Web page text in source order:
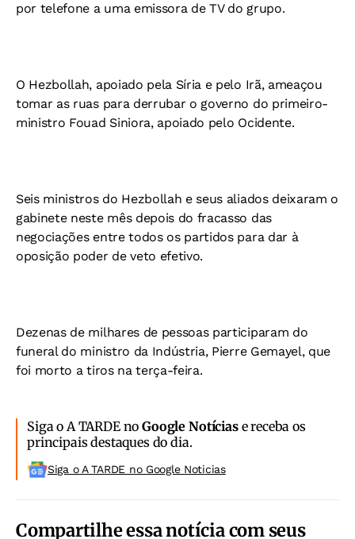
por telefone a uma emissora de TV do grupo.
O Hezbollah, apoiado pela Síria e pelo Irã, ameaçou
tomar as ruas para derrubar o governo do primeiro-
ministro Fouad Siniora, apoiado pelo Ocidente.
Seis ministros do Hezbollah e seus aliados deixaram o
gabinete neste mês depois do fracasso das
negociações entre todos os partidos para dar à
oposição poder de veto efetivo.
Dezenas de milhares de pessoas participaram do
funeral do ministro da Indústria, Pierre Gemayel, que
foi morto a tiros na terça-feira.
Siga o A TARDE noGoogle Notíciase receba os
principais destaques do dia.
Siga o A TARDE no Google Noticias
Compartilhe essa notícia com seus